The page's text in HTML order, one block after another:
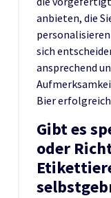
anbieten, die
sich
ansprechend
Bier
Gibt es
oder